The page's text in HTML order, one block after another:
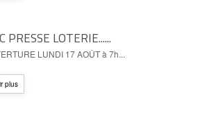
PRESSE LOTERIE......
LUNDI 17 AOÛT à 7h...
plus